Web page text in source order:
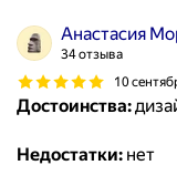
Анастасия
34 отзыва
10
Достоинства:
Недостатки: нет